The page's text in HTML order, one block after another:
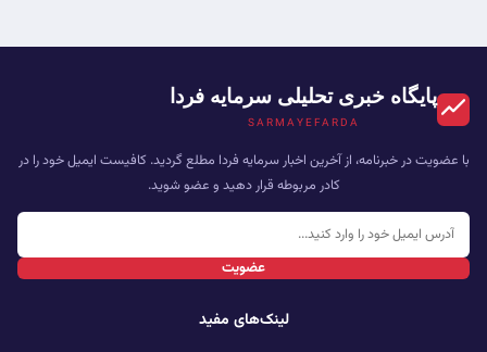
پایگاه خبری تحلیلی سرمایه فردا
SARMAYEFARDA
با عضویت در خبرنامه، از آخرین اخبار سرمایه فردا مطلع گردید. کافیست ایمیل خود را در
کادر مربوطه قرار دهید و عضو شوید.
عضویت
لینک‌های مفید